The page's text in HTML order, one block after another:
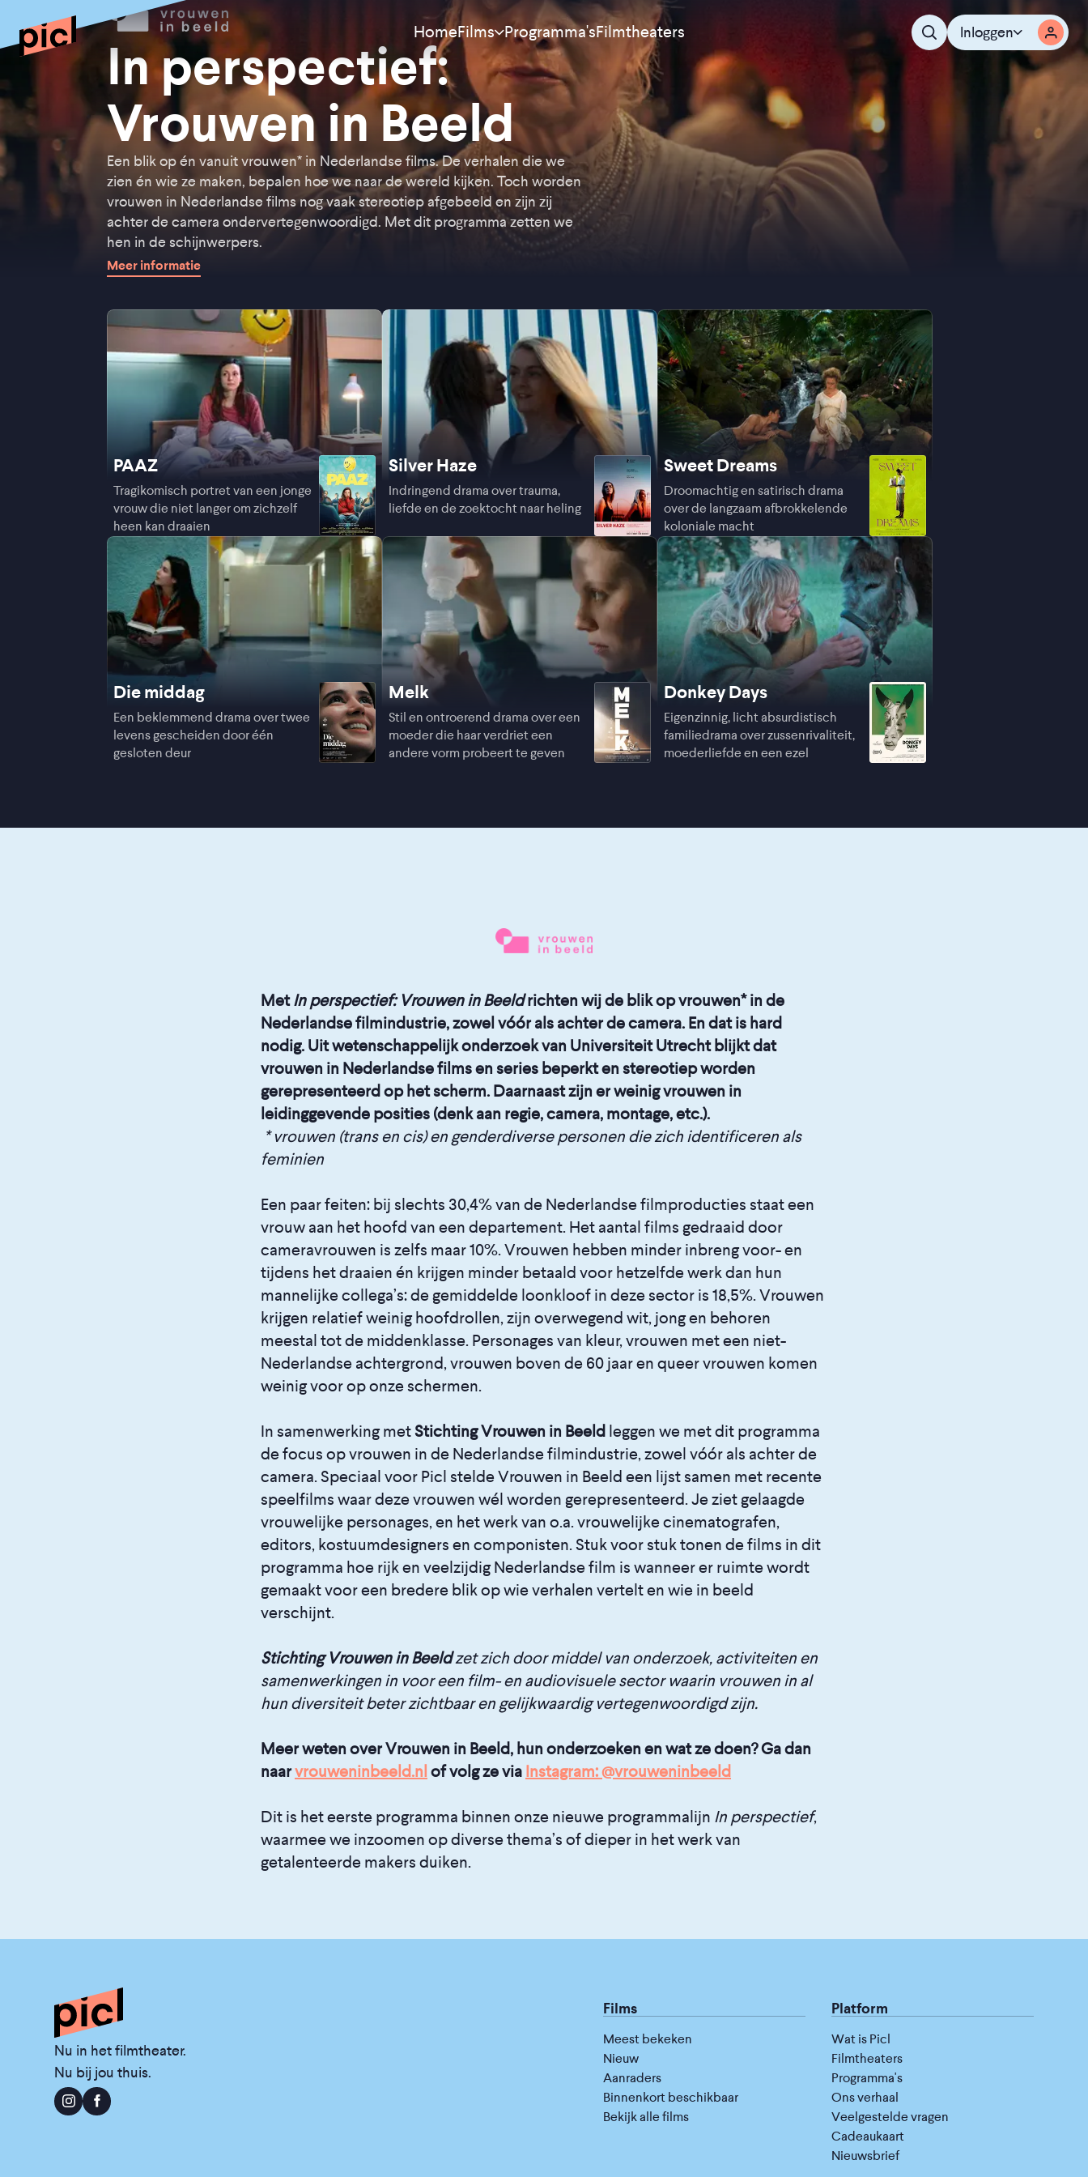
HomeFilms
Meest bekeken
Nieuw
Aanraders
Binnenkort
Programma'sFilmtheaters Inloggen
In perspectief:
Vrouwen in Beeld
Een blik op én vanuit vrouwen* in Nederlandse films. De verhalen die we
zien én wie ze maken, bepalen hoe we naar de wereld kijken. Toch worden
vrouwen in Nederlandse films nog vaak stereotiep afgebeeld en zijn zij
achter de camera ondervertegenwoordigd. Met dit programma zetten we
hen in de schijnwerpers.
Meer informatie
PAAZ
Tragikomisch portret van een jonge
vrouw die niet langer om zichzelf
heen kan draaien
Silver Haze
Indringend drama over trauma,
liefde en de zoektocht naar heling
Sweet Dreams
Droomachtig en satirisch drama
over de langzaam afbrokkelende
koloniale macht
Die middag
Een beklemmend drama over twee
levens gescheiden door één
gesloten deur
Melk
Stil en ontroerend drama over een
moeder die haar verdriet een
andere vorm probeert te geven
Donkey Days
Eigenzinnig, licht absurdistisch
familiedrama over zussenrivaliteit,
moederliefde en een ezel
MetIn perspectief: Vrouwen in Beeldrichten wij de blik op vrouwen* in de
Nederlandse filmindustrie, zowel vóór als achter de camera. En dat is hard
nodig. Uit wetenschappelijk onderzoek van Universiteit Utrecht blijkt dat
vrouwen in Nederlandse films en series beperkt en stereotiep worden
gerepresenteerd op het scherm. Daarnaast zijn er weinig vrouwen in
leidinggevende posities (denk aan regie, camera, montage, etc.).
* vrouwen (trans en cis) en genderdiverse personen die zich identificeren als
feminien
Een paar feiten: bij slechts 30,4% van de Nederlandse filmproducties staat een
vrouw aan het hoofd van een departement. Het aantal films gedraaid door
cameravrouwen is zelfs maar 10%. Vrouwen hebben minder inbreng voor- en
tijdens het draaien én krijgen minder betaald voor hetzelfde werk dan hun
mannelijke collega’s: de gemiddelde loonkloof in deze sector is 18,5%. Vrouwen
krijgen relatief weinig hoofdrollen, zijn overwegend wit, jong en behoren
meestal tot de middenklasse. Personages van kleur, vrouwen met een niet-
Nederlandse achtergrond, vrouwen boven de 60 jaar en queer vrouwen komen
weinig voor op onze schermen.
In samenwerking metStichting Vrouwen in Beeld leggen we met dit programma
de focus op vrouwen in de Nederlandse filmindustrie, zowel vóór als achter de
camera. Speciaal voor Picl stelde Vrouwen in Beeld een lijst samen met recente
speelfilms waar deze vrouwen wél worden gerepresenteerd. Je ziet gelaagde
vrouwelijke personages, en het werk van o.a. vrouwelijke cinematografen,
editors, kostuumdesigners en componisten. Stuk voor stuk tonen de films in dit
programma hoe rijk en veelzijdig Nederlandse film is wanneer er ruimte wordt
gemaakt voor een bredere blik op wie verhalen vertelt en wie in beeld
verschijnt.
Stichting Vrouwen in Beeldzet zich door middel van onderzoek, activiteiten en
samenwerkingen in voor een film- en audiovisuele sector waarin vrouwen in al
hun diversiteit beter zichtbaar en gelijkwaardig vertegenwoordigd zijn.
Meer weten over Vrouwen in Beeld, hun onderzoeken en wat ze doen? Ga dan
naarvrouweninbeeld.nl of volg ze via Instagram: @vrouweninbeeld
Dit is het eerste programma binnen onze nieuwe programmalijn In perspectief,
waarmee we inzoomen op diverse thema’s of dieper in het werk van
getalenteerde makers duiken.
Nu in het filmtheater.
Nu bij jou thuis.
Films
Meest bekeken
Nieuw
Aanraders
Binnenkort beschikbaar
Bekijk alle films
Platform
Wat is Picl
Filmtheaters
Programma's
Ons verhaal
Veelgestelde vragen
Cadeaukaart
Nieuwsbrief